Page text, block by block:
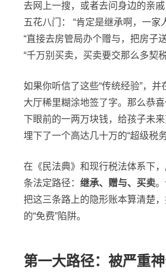
去网上一搜，或者去问身边的亲
五花八门： “肯定是继承啊，一家
“直接去房管局办个赠与，把房子
“千万别买卖，买卖要交那么多契
如果你听信了这些“传统经验”，
大厅稀里糊涂地签了字。那么恭
下眼前的一两万块钱，给孩子未来
埋下了一个高达几十万的“超级税务
在《民法典》和现行税法体系下
条法定路径： 继承、赠与、买卖
把这三条路上的隐形账本算清楚
的“免费”陷阱。
第一大路径：被严重